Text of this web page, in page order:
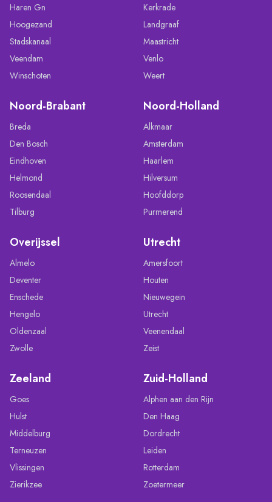
Haren Gn
Hoogezand
Stadskanaal
Veendam
Winschoten
Kerkrade
Landgraaf
Maastricht
Venlo
Weert
Noord-Brabant
Breda
Den Bosch
Eindhoven
Helmond
Roosendaal
Tilburg
Noord-Holland
Alkmaar
Amsterdam
Haarlem
Hilversum
Hoofddorp
Purmerend
Overijssel
Almelo
Deventer
Enschede
Hengelo
Oldenzaal
Zwolle
Utrecht
Amersfoort
Houten
Nieuwegein
Utrecht
Veenendaal
Zeist
Zeeland
Goes
Hulst
Middelburg
Terneuzen
Vlissingen
Zierikzee
Zuid-Holland
Alphen aan den Rijn
Den Haag
Dordrecht
Leiden
Rotterdam
Zoetermeer